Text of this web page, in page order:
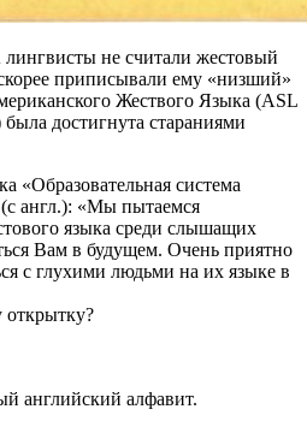
не считали жестовый
приписывали ему «низший»
Жествого Языка (ASL
достигнута стараниями
«Образовательная система
англ.): «Мы пытаемся
языка среди слышащих
Вам в будущем. Очень приятно
с глухими людьми на их языке в
открытку?
английский алфавит.